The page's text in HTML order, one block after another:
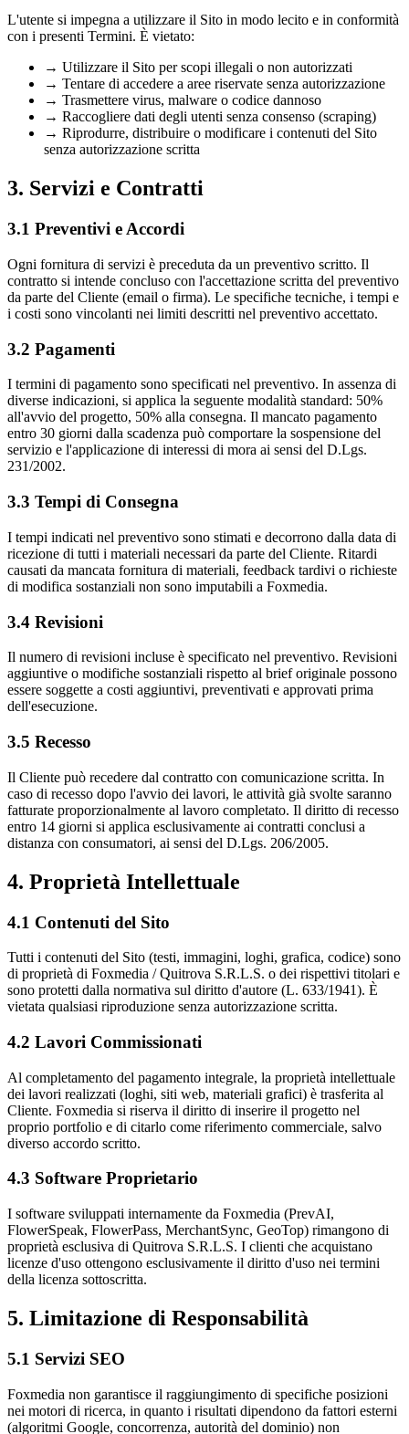
L'utente si impegna a utilizzare il Sito in modo lecito e in conformità
con i presenti Termini. È vietato:
→ Utilizzare il Sito per scopi illegali o non autorizzati
→ Tentare di accedere a aree riservate senza autorizzazione
→ Trasmettere virus, malware o codice dannoso
→ Raccogliere dati degli utenti senza consenso (scraping)
→ Riprodurre, distribuire o modificare i contenuti del Sito
senza autorizzazione scritta
3. Servizi e Contratti
3.1 Preventivi e Accordi
Ogni fornitura di servizi è preceduta da un preventivo scritto. Il
contratto si intende concluso con l'accettazione scritta del preventivo
da parte del Cliente (email o firma). Le specifiche tecniche, i tempi e
i costi sono vincolanti nei limiti descritti nel preventivo accettato.
3.2 Pagamenti
I termini di pagamento sono specificati nel preventivo. In assenza di
diverse indicazioni, si applica la seguente modalità standard: 50%
all'avvio del progetto, 50% alla consegna. Il mancato pagamento
entro 30 giorni dalla scadenza può comportare la sospensione del
servizio e l'applicazione di interessi di mora ai sensi del D.Lgs.
231/2002.
3.3 Tempi di Consegna
I tempi indicati nel preventivo sono stimati e decorrono dalla data di
ricezione di tutti i materiali necessari da parte del Cliente. Ritardi
causati da mancata fornitura di materiali, feedback tardivi o richieste
di modifica sostanziali non sono imputabili a Foxmedia.
3.4 Revisioni
Il numero di revisioni incluse è specificato nel preventivo. Revisioni
aggiuntive o modifiche sostanziali rispetto al brief originale possono
essere soggette a costi aggiuntivi, preventivati e approvati prima
dell'esecuzione.
3.5 Recesso
Il Cliente può recedere dal contratto con comunicazione scritta. In
caso di recesso dopo l'avvio dei lavori, le attività già svolte saranno
fatturate proporzionalmente al lavoro completato. Il diritto di recesso
entro 14 giorni si applica esclusivamente ai contratti conclusi a
distanza con consumatori, ai sensi del D.Lgs. 206/2005.
4. Proprietà Intellettuale
4.1 Contenuti del Sito
Tutti i contenuti del Sito (testi, immagini, loghi, grafica, codice) sono
di proprietà di Foxmedia / Quitrova S.R.L.S. o dei rispettivi titolari e
sono protetti dalla normativa sul diritto d'autore (L. 633/1941). È
vietata qualsiasi riproduzione senza autorizzazione scritta.
4.2 Lavori Commissionati
Al completamento del pagamento integrale, la proprietà intellettuale
dei lavori realizzati (loghi, siti web, materiali grafici) è trasferita al
Cliente. Foxmedia si riserva il diritto di inserire il progetto nel
proprio portfolio e di citarlo come riferimento commerciale, salvo
diverso accordo scritto.
4.3 Software Proprietario
I software sviluppati internamente da Foxmedia (PrevAI,
FlowerSpeak, FlowerPass, MerchantSync, GeoTop) rimangono di
proprietà esclusiva di Quitrova S.R.L.S. I clienti che acquistano
licenze d'uso ottengono esclusivamente il diritto d'uso nei termini
della licenza sottoscritta.
5. Limitazione di Responsabilità
5.1 Servizi SEO
Foxmedia non garantisce il raggiungimento di specifiche posizioni
nei motori di ricerca, in quanto i risultati dipendono da fattori esterni
(algoritmi Google, concorrenza, autorità del dominio) non